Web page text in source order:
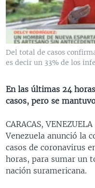
VENEZUELA
BRASIL
NICARAGUA
ECONOMÍA
ENTRETENIMIENTO Y
TECNOLOGÍA
DEPORTES
MULTIMEDIA
VIDEOS
FOTOGRAFÍA
AUDIOS
PROGRAMAS TV
EL MUNDO AL DÍA
FORO
RADIO
AVANCE INFORMATIVO
BUENOS DÍAS AMÉRICA
EL MUNDO AL DÍA [RADIO]
FORO [RADIO]
DEPORTIVO
DIRECT
Learning English
Idiomas
Del total de casos
es decir un 33% de los
En las últimas 24
casos, pero se
CARACAS,
Venezuela anunció la
casos de coronavirus
horas, para sumar un
nación suramericana.